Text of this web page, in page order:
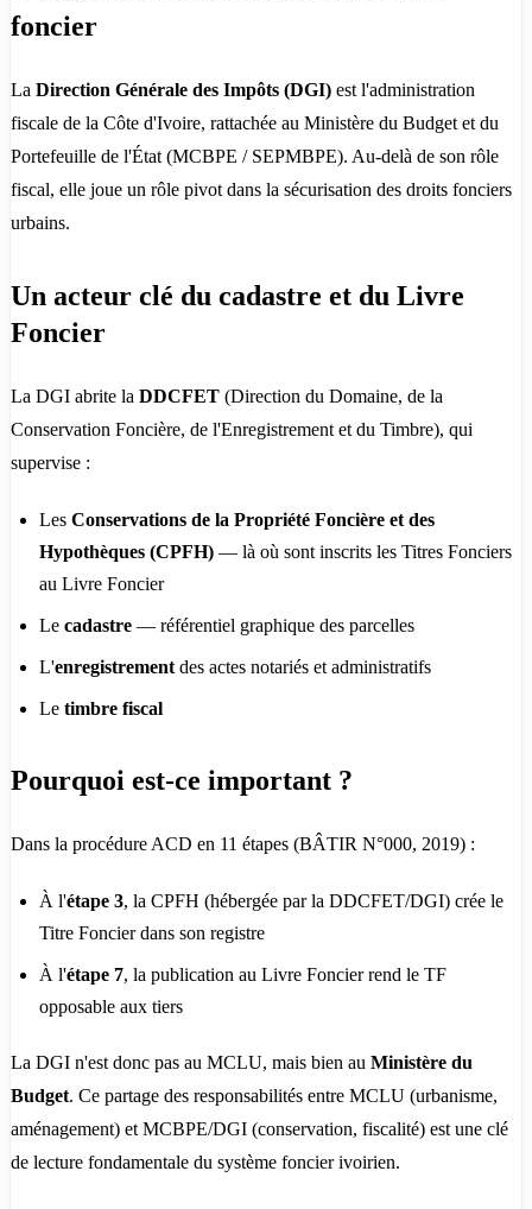
foncier
La Direction Générale des Impôts (DGI) est l'administration
fiscale de la Côte d'Ivoire, rattachée au Ministère du Budget et du
Portefeuille de l'État (MCBPE / SEPMBPE). Au-delà de son rôle
fiscal, elle joue un rôle pivot dans la sécurisation des droits fonciers
urbains.
Un acteur clé du cadastre et du Livre
Foncier
La DGI abrite la DDCFET (Direction du Domaine, de la
Conservation Foncière, de l'Enregistrement et du Timbre), qui
supervise :
Les Conservations de la Propriété Foncière et des
Hypothèques (CPFH) — là où sont inscrits les Titres Fonciers
au Livre Foncier
Le cadastre — référentiel graphique des parcelles
L'enregistrement des actes notariés et administratifs
Le timbre fiscal
Pourquoi est-ce important ?
Dans la procédure ACD en 11 étapes (BÂTIR N°000, 2019) :
À l'étape 3, la CPFH (hébergée par la DDCFET/DGI) crée le
Titre Foncier dans son registre
À l'étape 7, la publication au Livre Foncier rend le TF
opposable aux tiers
La DGI n'est donc pas au MCLU, mais bien au Ministère du
Budget. Ce partage des responsabilités entre MCLU (urbanisme,
aménagement) et MCBPE/DGI (conservation, fiscalité) est une clé
de lecture fondamentale du système foncier ivoirien.